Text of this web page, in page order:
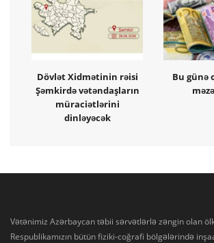
Dövlət Xidmətinin rəisi
Şəmkirdə vətəndaşların
müraciətlərini
dinləyəcək
Bu günə
Vətənimiz Azərbaycan təbii sərvətlərlə zəngin olan
Respublikamızın bütün fiziki-coğrafi bölgələrində